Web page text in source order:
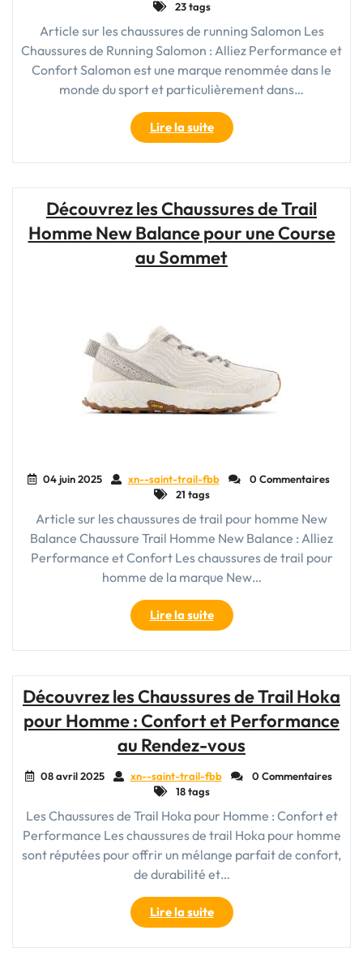
confort
réunis"
23 tags
Article sur les chaussures de running Salomon Les
Chaussures de Running Salomon : Alliez Performance et
Confort Salomon est une marque renommée dans le
monde du sport et particulièrement dans…
Lire la suite"Les
Chaussures
de
:
Performance
et
Confort
Découvrez les Chaussures de Trail
Homme New Balance pour une Course
au Sommet
04 juin 2025 xn--saint-trail-fbb
0 Commentaires
21 tags
Article sur les chaussures de trail pour homme New
Balance Chaussure Trail Homme New Balance : Alliez
Performance et Confort Les chaussures de trail pour
homme de la marque New…
Lire la suite"Découvrez
les
Chaussures
Homme
New
Balance
pour
une
au
Sommet"
Découvrez les Chaussures de Trail Hoka
pour Homme : Confort et Performance
au Rendez-vous
08 avril 2025 xn--saint-trail-fbb
0 Commentaires
18 tags
Les Chaussures de Trail Hoka pour Homme : Confort et
Performance Les chaussures de trail Hoka pour homme
sont réputées pour offrir un mélange parfait de confort,
de durabilité et…
Lire la suite"Découvrez
les
Chaussures